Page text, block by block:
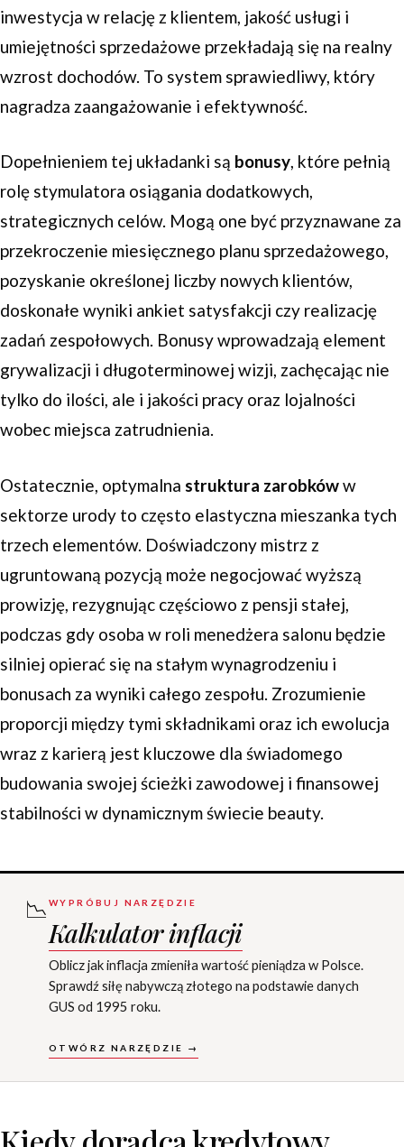
inwestycja w relację z klientem, jakość usługi i
umiejętności sprzedażowe przekładają się na realny
wzrost dochodów. To system sprawiedliwy, który
nagradza zaangażowanie i efektywność.
Dopełnieniem tej układanki są bonusy, które pełnią
rolę stymulatora osiągania dodatkowych,
strategicznych celów. Mogą one być przyznawane za
przekroczenie miesięcznego planu sprzedażowego,
pozyskanie określonej liczby nowych klientów,
doskonałe wyniki ankiet satysfakcji czy realizację
zadań zespołowych. Bonusy wprowadzają element
grywalizacji i długoterminowej wizji, zachęcając nie
tylko do ilości, ale i jakości pracy oraz lojalności
wobec miejsca zatrudnienia.
Ostatecznie, optymalna struktura zarobkóww
sektorze urody to często elastyczna mieszanka tych
trzech elementów. Doświadczony mistrz z
ugruntowaną pozycją może negocjować wyższą
prowizję, rezygnując częściowo z pensji stałej,
podczas gdy osoba w roli menedżera salonu będzie
silniej opierać się na stałym wynagrodzeniu i
bonusach za wyniki całego zespołu. Zrozumienie
proporcji między tymi składnikami oraz ich ewolucja
wraz z karierą jest kluczowe dla świadomego
budowania swojej ścieżki zawodowej i finansowej
stabilności w dynamicznym świecie beauty.
📉 WYPRÓBUJ NARZĘDZIE
Kalkulator inflacji
Oblicz jak inflacja zmieniła wartość pieniądza w Polsce.
Sprawdź siłę nabywczą złotego na podstawie danych
GUS od 1995 roku.
OTWÓRZ NARZĘDZIE →